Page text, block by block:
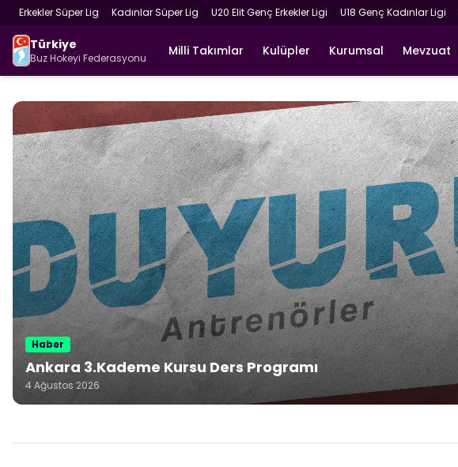
Erkekler Süper Lig Kadınlar Süper Lig U20 Elit Genç Erkekler Ligi U18 Genç Kadınlar Ligi
Türkiye
Buz Hokeyi Federasyonu Milli Takımlar Kulüpler Kurumsal Mevzuat
Haber
Ankara 3.Kademe Kursu Ders Programı
4 Ağustos 2026